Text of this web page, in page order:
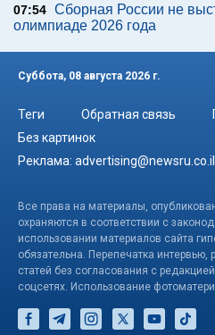
07:54 Сборная России не
олимпиаде 2026 года
Суббота, 08 августа 2026 г.
Теги Обратная связь
Без картинок
Реклама: advertising@newsru.co.il
Все права на материалы,
охраняются в соответствии с
использовании материалов сайта
обязательна. Перепечатка
статей без согласования с
соцсетях. Использование